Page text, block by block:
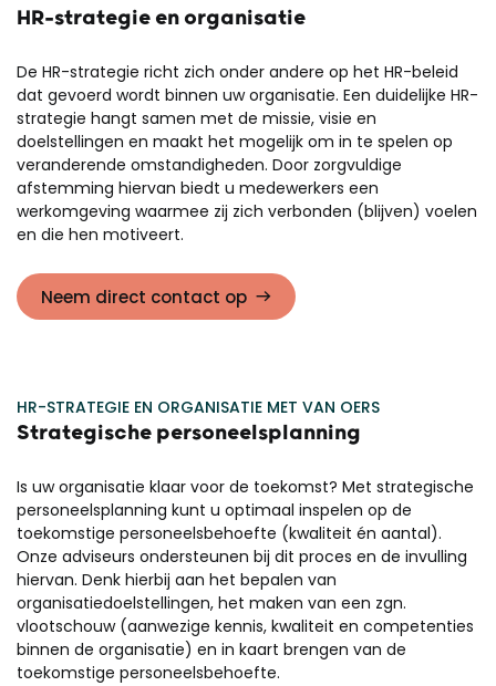
HR-strategie en organisatie
De HR-strategie richt zich onder andere op het HR-beleid
dat gevoerd wordt binnen uw organisatie. Een duidelijke HR-
strategie hangt samen met de missie, visie en
doelstellingen en maakt het mogelijk om in te spelen op
veranderende omstandigheden. Door zorgvuldige
afstemming hiervan biedt u medewerkers een
werkomgeving waarmee zij zich verbonden (blijven) voelen
en die hen motiveert.
Neem direct contact op
HR-STRATEGIE EN ORGANISATIE MET VAN OERS
Strategische personeelsplanning
Is uw organisatie klaar voor de toekomst? Met strategische
personeelsplanning kunt u optimaal inspelen op de
toekomstige personeelsbehoefte (kwaliteit én aantal).
Onze adviseurs ondersteunen bij dit proces en de invulling
hiervan. Denk hierbij aan het bepalen van
organisatiedoelstellingen, het maken van een zgn.
vlootschouw (aanwezige kennis, kwaliteit en competenties
binnen de organisatie) en in kaart brengen van de
toekomstige personeelsbehoefte.